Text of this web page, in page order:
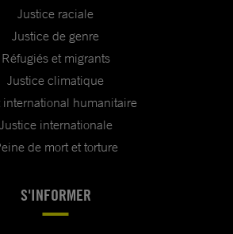
Justice raciale
Justice de genre
Réfugiés et migrants
Justice climatique
international humanitaire
Justice internationale
de mort et torture
S'INFORMER